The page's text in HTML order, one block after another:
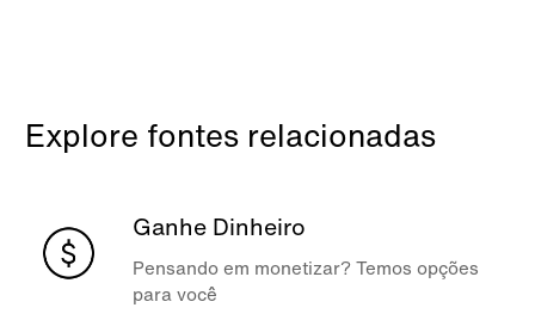
Explore fontes relacionadas
Ganhe Dinheiro
Pensando em monetizar? Temos opções
para você